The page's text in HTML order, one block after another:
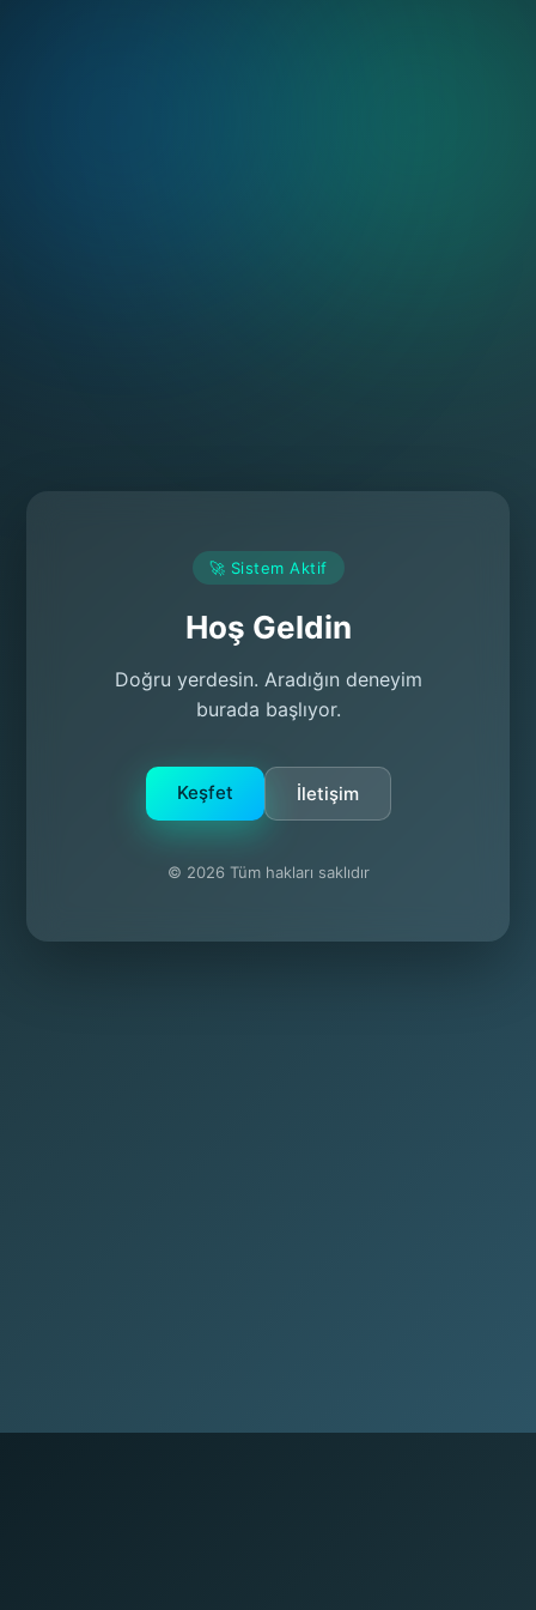
🚀 Sistem Aktif
Hoş Geldin
Doğru yerdesin. Aradığın deneyim
burada başlıyor.
Keşfet İletişim
© 2026 Tüm hakları saklıdır